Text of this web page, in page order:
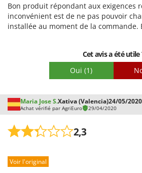
Bon produit répondant aux exigences
inconvénient est de ne pas pouvoir
installée au moment de la
Cet avis a été utile
Oui (1)
Maria Jose S.Xativa (Valencia)24/05/2020
Achat vérifié par AgriEuro 29/04/2020
2,3
Prestations
Voir l'original